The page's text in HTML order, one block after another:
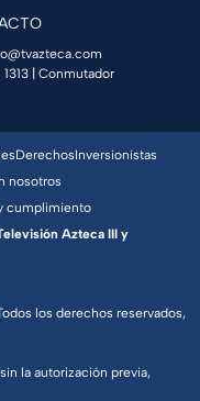
| Conmutador
los derechos reservados,
la autorización previa,
DerechosInversionistas
nosotros
cumplimiento
Azteca III y